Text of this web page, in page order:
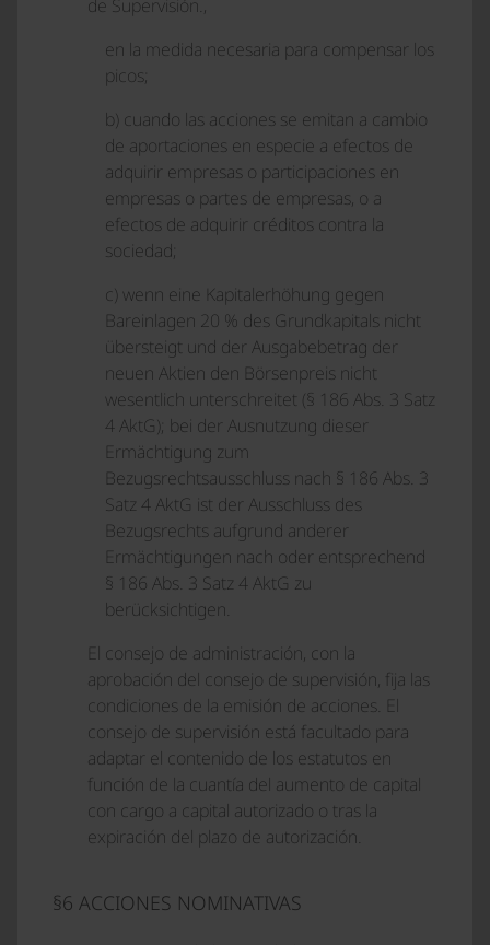
de Supervisión.,
en la medida necesaria para compensar los
picos;
b) cuando las acciones se emitan a cambio
de aportaciones en especie a efectos de
adquirir empresas o participaciones en
empresas o partes de empresas, o a
efectos de adquirir créditos contra la
sociedad;
c) wenn eine Kapitalerhöhung gegen
Bareinlagen 20 % des Grundkapitals nicht
übersteigt und der Ausgabebetrag der
neuen Aktien den Börsenpreis nicht
wesentlich unterschreitet (§ 186 Abs. 3 Satz
4 AktG); bei der Ausnutzung dieser
Ermächtigung zum
Bezugsrechtsausschluss nach § 186 Abs. 3
Satz 4 AktG ist der Ausschluss des
Bezugsrechts aufgrund anderer
Ermächtigungen nach oder entsprechend
§ 186 Abs. 3 Satz 4 AktG zu
berücksichtigen.
El consejo de administración, con la
aprobación del consejo de supervisión, fija las
condiciones de la emisión de acciones. El
consejo de supervisión está facultado para
adaptar el contenido de los estatutos en
función de la cuantía del aumento de capital
con cargo a capital autorizado o tras la
expiración del plazo de autorización.
§6 ACCIONES NOMINATIVAS